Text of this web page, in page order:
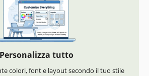
Personalizza tutto
colori, font e layout secondo il tuo stile